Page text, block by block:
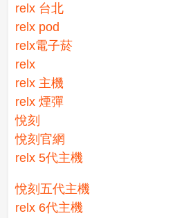
relx 台北
relx pod
relx電子菸
relx
relx 主機
relx 煙彈
悅刻
悅刻官網
relx 5代主機
悅刻五代主機
relx 6代主機